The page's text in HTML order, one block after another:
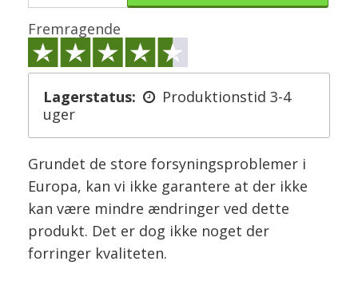
Fremragende
Lagerstatus:
Produktionstid 3-4
uger
Grundet de store forsyningsproblemer i
Europa, kan vi ikke garantere at der ikke
kan være mindre ændringer ved dette
produkt. Det er dog ikke noget der
forringer kvaliteten.